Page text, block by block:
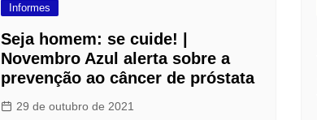
Informes
Seja homem: se cuide! |
Novembro Azul alerta sobre a
prevenção ao câncer de próstata
29 de outubro de 2021